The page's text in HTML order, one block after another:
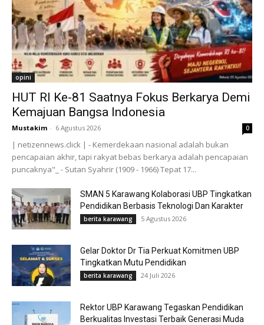
opini
HUT RI Ke-81 Saatnya Fokus Berkarya Demi
Kemajuan Bangsa Indonesia
Mustakim - 6 Agustus 2026 0
| netizennews.click | - Kemerdekaan nasional adalah bukan
pencapaian akhir, tapi rakyat bebas berkarya adalah pencapaian
puncaknya"_ - Sutan Syahrir (1909 - 1966) Tepat 17...
SMAN 5 Karawang Kolaborasi UBP Tingkatkan
Pendidikan Berbasis Teknologi Dan Karakter
berita karawang 5 Agustus 2026
Gelar Doktor Dr Tia Perkuat Komitmen UBP
Tingkatkan Mutu Pendidikan
berita karawang 24 Juli 2026
Rektor UBP Karawang Tegaskan Pendidikan
Berkualitas Investasi Terbaik Generasi Muda